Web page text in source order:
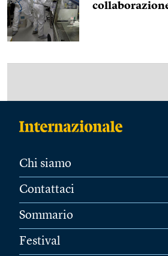
Chi siamo
Contattaci
Sommario
Festival